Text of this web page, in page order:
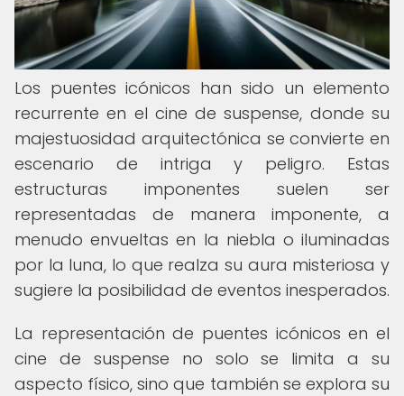
Los puentes icónicos han sido un elemento
recurrente en el cine de suspense, donde su
majestuosidad arquitectónica se convierte en
escenario de intriga y peligro. Estas
estructuras imponentes suelen ser
representadas de manera imponente, a
menudo envueltas en la niebla o iluminadas
por la luna, lo que realza su aura misteriosa y
sugiere la posibilidad de eventos inesperados.
La representación de puentes icónicos en el
cine de suspense no solo se limita a su
aspecto físico, sino que también se explora su